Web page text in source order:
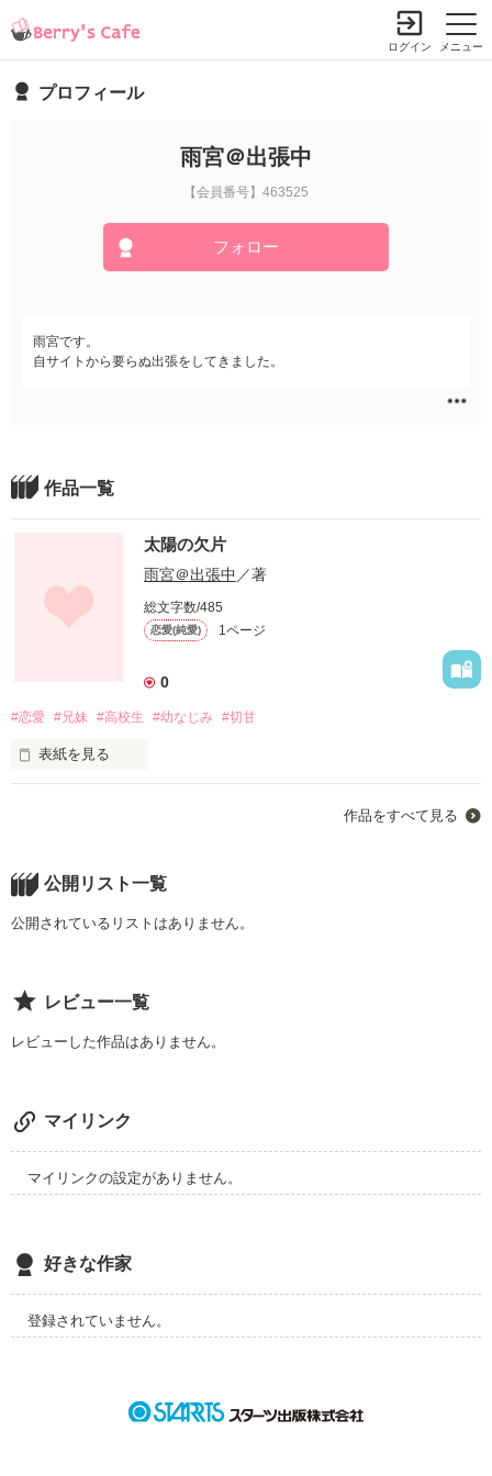
メニュー
ログイン
プロフィール
雨宮＠出張中
【会員番号】463525
フォロー
雨宮です。
自サイトから要らぬ出張をしてきました。
作品一覧
太陽の欠片
雨宮＠出張中 ／著
総文字数/485
恋愛(純愛) 1ページ
0
#恋愛 #兄妹 #高校生 #幼なじみ #切甘
表紙を見る
一番近くに居るのに、
心は遠く離れていきそうで、怖かった。
明かされる、切なき恋物語。
作品をすべて見る
公開リスト一覧
公開されているリストはありません。
レビュー一覧
レビューした作品はありません。
マイリンク
マイリンクの設定がありません。
好きな作家
登録されていません。